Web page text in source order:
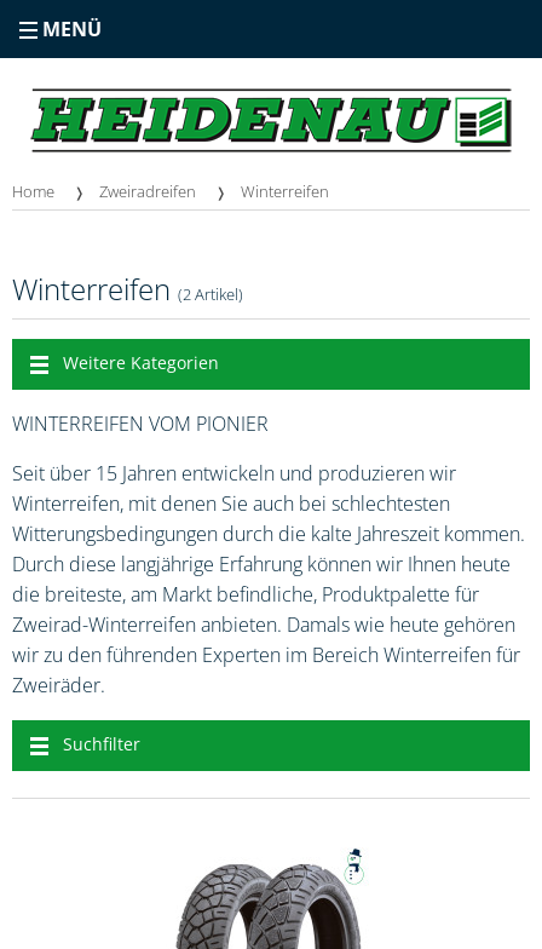
MENÜ
Home Zweiradreifen Winterreifen
Winterreifen (2 Artikel)
Weitere Kategorien
WINTERREIFEN VOM PIONIER
Seit über 15 Jahren entwickeln und produzieren wir
Winterreifen, mit denen Sie auch bei schlechtesten
Witterungsbedingungen durch die kalte Jahreszeit kommen.
Durch diese langjährige Erfahrung können wir Ihnen heute
die breiteste, am Markt befindliche, Produktpalette für
Zweirad-Winterreifen anbieten. Damals wie heute gehören
wir zu den führenden Experten im Bereich Winterreifen für
Zweiräder.
Suchfilter